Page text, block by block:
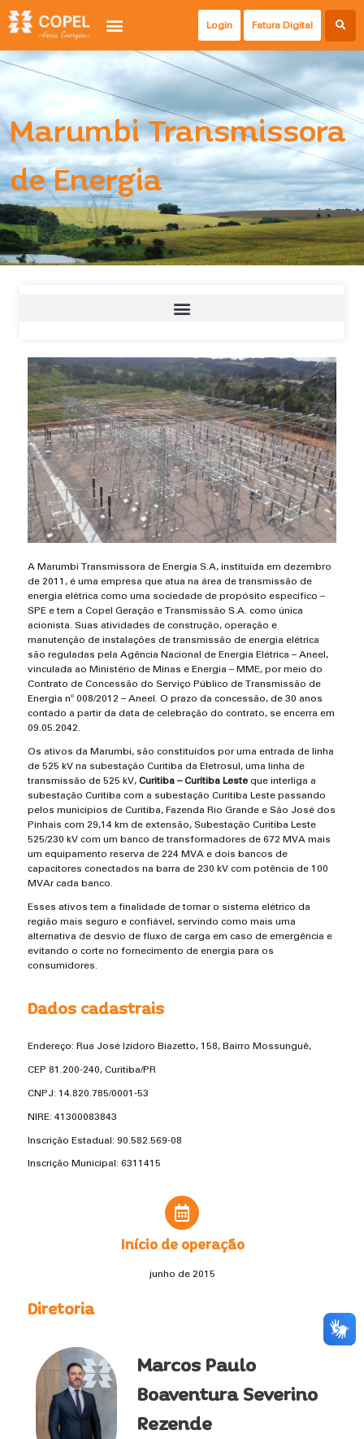
Login Fatura Digital
Marumbi Transmissora
de Energia
A Marumbi Transmissora de Energia S.A, instituída em dezembro
de 2011, é uma empresa que atua na área de transmissão de
energia elétrica como uma sociedade de propósito específico –
SPE e tem a Copel Geração e Transmissão S.A. como única
acionista. Suas atividades de construção, operação e
manutenção de instalações de transmissão de energia elétrica
são reguladas pela Agência Nacional de Energia Elétrica – Aneel,
vinculada ao Ministério de Minas e Energia – MME, por meio do
Contrato de Concessão do Serviço Público de Transmissão de
Energia nº 008/2012 – Aneel. O prazo da concessão, de 30 anos
contado a partir da data de celebração do contrato, se encerra em
09.05.2042.
Os ativos da Marumbi, são constituídos por uma entrada de linha
de 525 kV na subestação Curitiba da Eletrosul, uma linha de
transmissão de 525 kV, Curitiba – Curitiba Leste que interliga a
subestação Curitiba com a subestação Curitiba Leste passando
pelos municípios de Curitiba, Fazenda Rio Grande e São José dos
Pinhais com 29,14 km de extensão, Subestação Curitiba Leste
525/230 kV com um banco de transformadores de 672 MVA mais
um equipamento reserva de 224 MVA e dois bancos de
capacitores conectados na barra de 230 kV com potência de 100
MVAr cada banco.
Esses ativos tem a finalidade de tornar o sistema elétrico da
região mais seguro e confiável, servindo como mais uma
alternativa de desvio de fluxo de carga em caso de emergência e
evitando o corte no fornecimento de energia para os
consumidores.
Dados cadastrais
Endereço: Rua José Izidoro Biazetto, 158, Bairro Mossunguê,
CEP 81.200-240, Curitiba/PR
CNPJ: 14.820.785/0001-53
NIRE: 41300083843
Inscrição Estadual: 90.582.569-08
Inscrição Municipal: 6311415
Início de operação
junho de 2015
Diretoria
Marcos Paulo
Boaventura Severino
Rezende